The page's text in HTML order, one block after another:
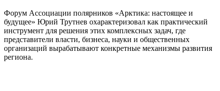
Форум Ассоциации полярников «Арктика: настоящее и
будущее» Юрий Трутнев охарактеризовал как практический
инструмент для решения этих комплексных задач, где
представители власти, бизнеса, науки и общественных
организаций вырабатывают конкретные механизмы развития
региона.